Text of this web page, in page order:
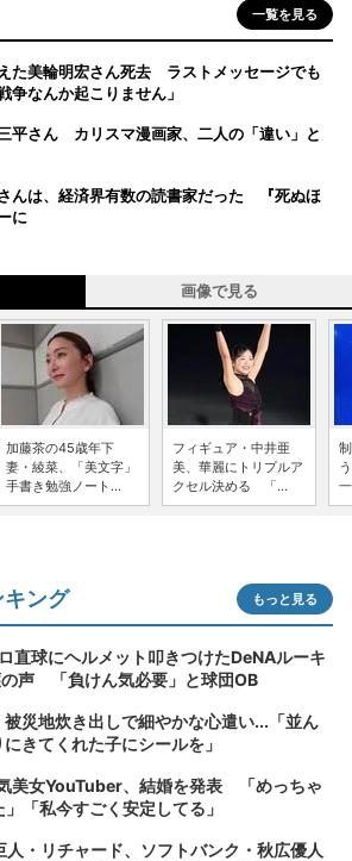
一覧を見る
た美輪明宏さん死去 ラストメッセージでも
なんか起こりません」
平さん カリスマ漫画家、二人の「違い」と
んは、経済界有数の読書家だった 『死ぬほ
に
画像で見る
加藤茶の45歳年下
妻・綾菜、「美文字」
手書き勉強ノート...
フィギュア・中井亜
美、華麗にトリプルア
クセル決める 「...
ング もっと見る
直球にヘルメット叩きつけたDeNAルーキ
声 「負けん気必要」と球団OB
災地炊き出しで細やかな心遣い...「並ん
きてくれた子にシールを」
美女YouTuber、結婚を発表 「めっちゃ
「私今すごく安定してる」
人・リチャード、ソフトバンク・秋広優人